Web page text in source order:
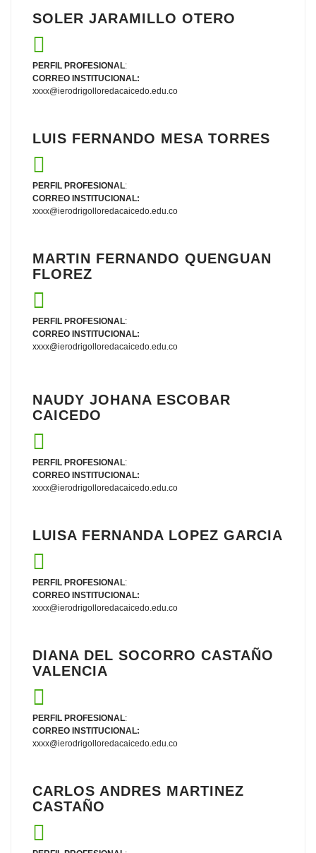
SOLER JARAMILLO OTERO
PERFIL PROFESIONAL:
CORREO INSTITUCIONAL:
xxxx@ierodrigolloredacaicedo.edu.co
LUIS FERNANDO MESA TORRES
PERFIL PROFESIONAL:
CORREO INSTITUCIONAL:
xxxx@ierodrigolloredacaicedo.edu.co
MARTIN FERNANDO QUENGUAN
FLOREZ
PERFIL PROFESIONAL:
CORREO INSTITUCIONAL:
xxxx@ierodrigolloredacaicedo.edu.co
NAUDY JOHANA ESCOBAR
CAICEDO
PERFIL PROFESIONAL:
CORREO INSTITUCIONAL:
xxxx@ierodrigolloredacaicedo.edu.co
LUISA FERNANDA LOPEZ GARCIA
PERFIL PROFESIONAL:
CORREO INSTITUCIONAL:
xxxx@ierodrigolloredacaicedo.edu.co
DIANA DEL SOCORRO CASTAÑO
VALENCIA
PERFIL PROFESIONAL:
CORREO INSTITUCIONAL:
xxxx@ierodrigolloredacaicedo.edu.co
CARLOS ANDRES MARTINEZ
CASTAÑO